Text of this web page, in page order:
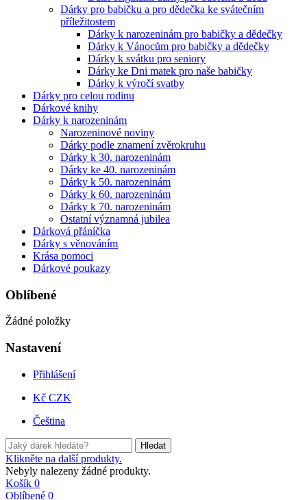
Dárky pro babičku a pro dědečka ke svátečním
příležitostem
Dárky k narozeninám pro babičky a dědečky
Dárky k Vánocům pro babičky a dědečky
Dárky k svátku pro seniory
Dárky ke Dni matek pro naše babičky
Dárky k výročí svatby
Dárky pro celou rodinu
Dárkové knihy
Dárky k narozeninám
Narozeninové noviny
Dárky podle znamení zvěrokruhu
Dárky k 30. narozeninám
Dárky ke 40. narozeninám
Dárky k 50. narozeninám
Dárky k 60. narozeninám
Dárky k 70. narozeninám
Ostatní významná jubilea
Dárková přáníčka
Dárky s věnováním
Krása pomoci
Dárkové poukazy
Oblíbené
Žádné položky
Nastavení
Přihlášení
Kč CZK
Čeština
Hledat
Klikněte na další produkty.
Nebyly nalezeny žádné produkty.
Košík 0
Oblíbené 0